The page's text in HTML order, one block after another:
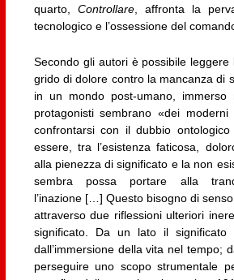
quarto, Controllare, affronta la
tecnologico e l’ossessione del
Secondo gli autori è possibile leggere
grido di dolore contro la mancanza di
in un mondo post-umano, immerso
protagonisti sembrano «dei
confrontarsi con il dubbio
essere, tra l’esistenza faticosa,
alla pienezza di significato e la non
sembra possa portare alla
l’inazione […] Questo bisogno di
attraverso due riflessioni ulteriori
significato. Da un lato il significato
dall’immersione della vita nel tempo;
perseguire uno scopo strumentale